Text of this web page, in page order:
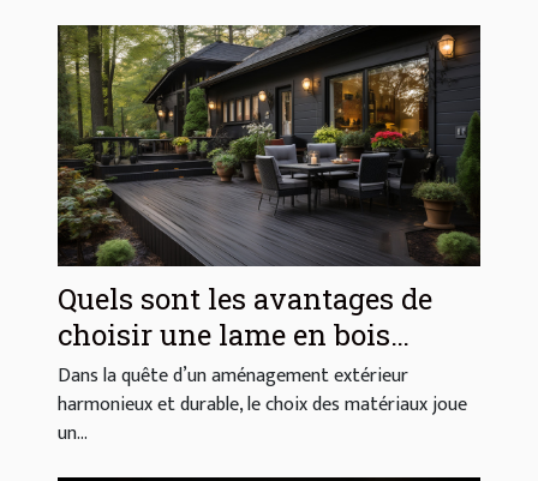
Quels sont les avantages de
choisir une lame en bois
composite pour votre extérieur
?
Dans la quête d’un aménagement extérieur
harmonieux et durable, le choix des matériaux joue
un...